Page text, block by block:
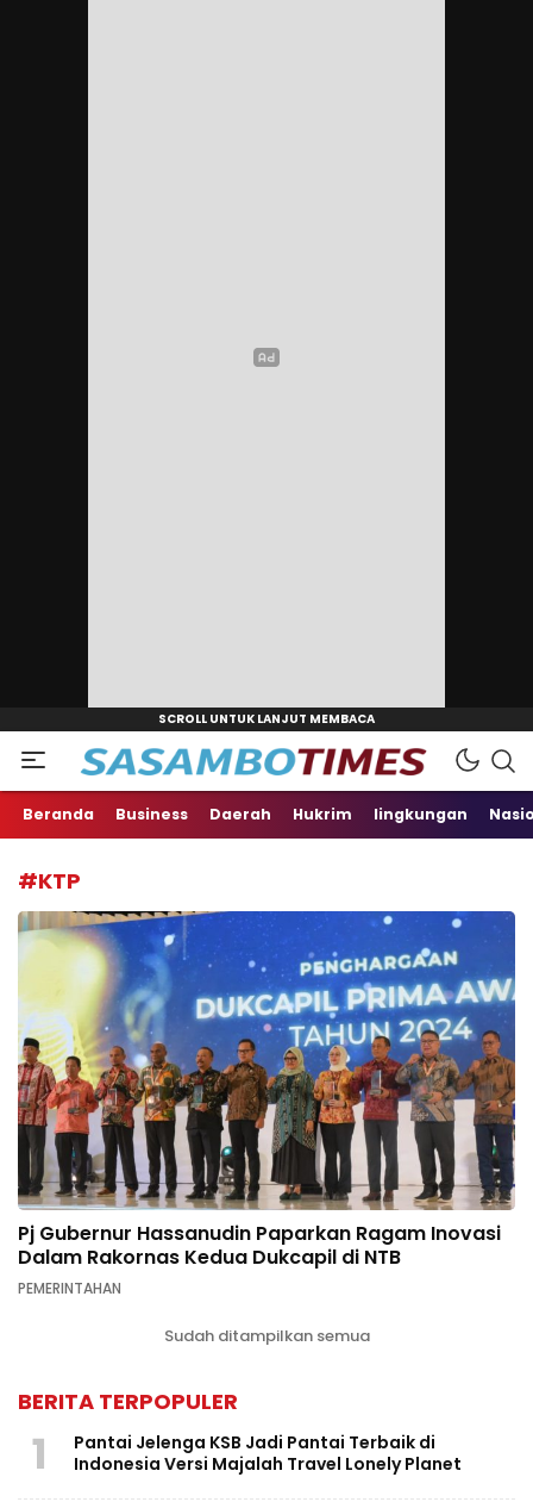
sasambotimes.com
Aktual, Tajam dan Terpercaya
Beranda Business Daerah Hukrim lingkungan
#KTP
Pj Gubernur Hassanudin Paparkan Ragam Inovasi
Dalam Rakornas Kedua Dukcapil di NTB
PEMERINTAHAN
Sudah ditampilkan semua
BERITA TERPOPULER
1
Pantai Jelenga KSB Jadi Pantai Terbaik di
Indonesia Versi Majalah Travel Lonely Planet